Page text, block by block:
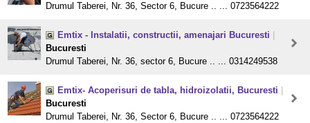
Drumul Taberei, Nr. 36, Sector 6, Bucure .. ... 0723564222
Emtix - Instalatii, constructii, amenajari Bucuresti
Bucuresti
Drumul Taberei, Nr. 36, sector 6, Bucure .. ... 0314249538
Emtix- Acoperisuri de tabla, hidroizolatii, Bucuresti
Bucuresti
Drumul Taberei, Nr. 36, Sector 6, Bucure .. ... 0723564222